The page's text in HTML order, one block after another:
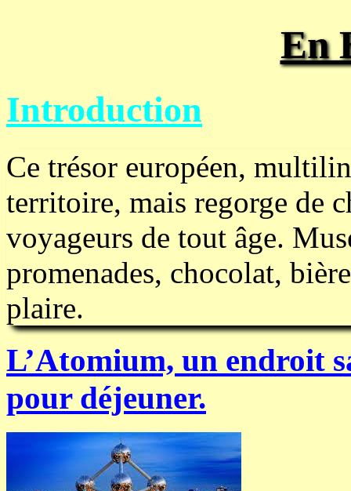
En
Introduction
Ce trésor européen,
territoire, mais regorge de
voyageurs de tout âge.
promenades, chocolat,
plaire.
L’Atomium, un endroit
pour déjeuner.